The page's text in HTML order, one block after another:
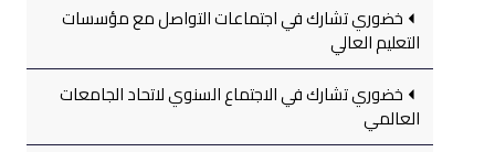
خضوري تشارك في اجتماعات التواصل مع مؤسسات
التعليم العالي
خضوري تشارك في الاجتماع السنوي لاتحاد الجامعات
العالمي